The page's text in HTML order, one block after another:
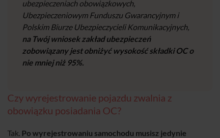
ubezpieczeniach obowiązkowych,
Ubezpieczeniowym Funduszu Gwarancyjnym i
Polskim Biurze Ubezpieczycieli Komunikacyjnych,
na Twój wniosek zakład ubezpieczeń
zobowiązany jest obniżyć wysokość składki OC o
nie mniej niż 95%.
Czy wyrejestrowanie pojazdu zwalnia z
obowiązku posiadania OC?
Tak. Po wyrejestrowaniu samochodu musisz jedynie